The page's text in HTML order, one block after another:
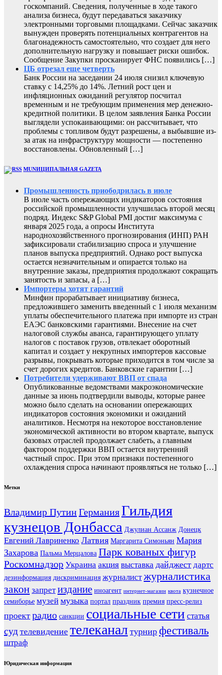
госкомпаний. Сведения, полученные в ходе такого
анализа бизнеса, будут передаваться заказчику
электронными торговыми площадками. Сейчас заказчик
вынужден проверять потенциальных контрагентов на
благонадежность самостоятельно, что создает для него
дополнительную нагрузку и повышает риски ошибок.
Сообщение Закупки просканирует ФНС появились […]
ЦБ отрезал еще четверть
Банк России на заседании 24 июля снизил ключевую
ставку с 14,25% до 14%. Летний рост цен и
инфляционных ожиданий регулятор посчитал
временным и не требующим применения мер денежно-
кредитной политики. В целом заявления Банка России
выглядели успокаивающими: он рассчитывает, что
проблемы с топливом будут разрешены, а выбывшие из-
за атак на инфраструктуру мощности — постепенно
восстановлены. Обновленный […]
MUNИЦИПАЛЬНАЯ GAZЕТА
Промышленность приободрилась в июле
В июле часть опережающих индикаторов состояния
российской промышленности улучшилась второй месяц
подряд. Индекс S&P Global PMI достиг максимума с
января 2025 года, а опросы Института
народнохозяйственного прогнозирования (ИНП) РАН
зафиксировали стабилизацию спроса и улучшение
планов выпуска предприятий. Однако рост выпуска
остается незначительным и опирается только на
внутренние заказы, предприятия продолжают сокращать
занятость и запасы, а […]
Импортеры хотят гарантий
Минфин прорабатывает инициативу бизнеса,
предложившего заменить введенный с 1 июля механизм
уплаты обеспечительного платежа при импорте из стран
ЕАЭС банковскими гарантиями. Внесение на счет
налоговой службы аванса, гарантирующего уплату
налогов с поставок грузов, отвлекает оборотный
капитал и создает у некрупных импортеров кассовые
разрывы, покрывать которые приходится в том числе за
счет дорогих кредитов. Банковские гарантии […]
Потребители удерживают ВВП от спада
Опубликованные ведомствами макроэкономические
данные за июнь подтвердили выводы, которые ранее
можно было сделать на основании опережающих
индикаторов состояния экономики и ожиданий
аналитиков. Несмотря на некоторое восстановление
экономической активности во втором квартале, выпуск
базовых отраслей продолжает слабеть, а главным
фактором поддержки ВВП остается внутренний
частный спрос. При этом признаки постепенного
охлаждения спроса начинают проявляться не только […]
Метки
Владимир ПутинГерманияГильдия
кузнецов Донбасса Джулиан Ассанж Донецк
Евгений Лавриненко Латвия Маргарита Симоньян Мария
Захарова Пальма Мерцалова Парк кованых фигур
Роскомнадзор Украина акция выставка дайджест дартс
дезинформация дискриминация журналист журналистика
закон запрет издание иноагент интернет-магазин квота кузнечное
семиборье музей музыка портал праздник премия пресс-релиз
проект радио санкции социальные сети статья
суд телевидение телеканал турнир фестиваль
штраф
Юридическая информация